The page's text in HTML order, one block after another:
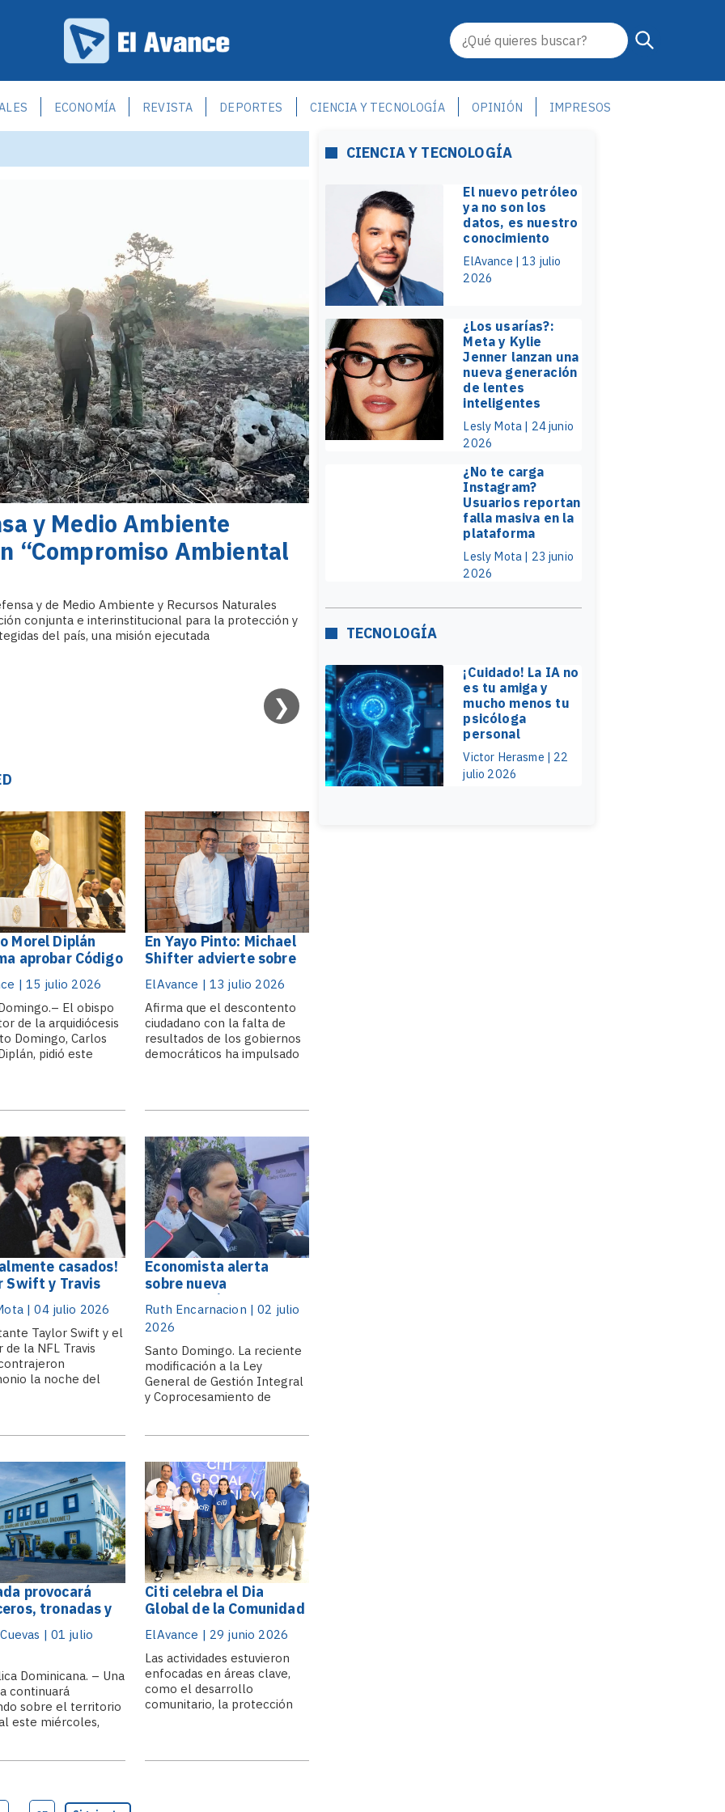
ECONOMÍA REVISTA DEPORTES CIENCIA Y TECNOLOGÍA OPINIÓN IMPRESOS
y Medio Ambiente
“Compromiso Ambiental
y de Medio Ambiente y Recursos Naturales
conjunta e interinstitucional para la protección y
del país, una misión ejecutada
❯
Morel Diplán
aprobar Código
firmeza y sin
frente a
de las
legislativas
misa en honor
| 15 julio 2026
El obispo
de la arquidiócesis
Domingo, Carlos
pidió este
Penal, durante una
en honor a Juan
En Yayo Pinto: Michael
Shifter advierte sobre
el retroceso de la
democracia en América
Latina
ElAvance | 13 julio 2026
Afirma que el descontento
ciudadano con la falta de
resultados de los gobiernos
democráticos ha impulsado
El expresidente del Diálogo
geopolítica, Michael Shifter,
advirtió que la democracia
atraviesa.
casados!
Swift y Travis
su boda
Square
| 04 julio 2026
Taylor Swift y el
de la NFL Travis
la noche del
que reunió a
La
del enlace.
Economista alerta
sobre nueva
contribución por Ley
residuos sólidos podría
elevar costos para
empresas y
emprendimientos
Ruth Encarnacion | 02 julio
2026
Santo Domingo. La reciente
modificación a la Ley
General de Gestión Integral
y Coprocesamiento de
productivo y afectar
especialmente a las micro,
pequeñas y medianas
empresas (MIPYMES), según
advirtió el economista y
miembro del.
provocará
tronadas y
en gran
país| 01 julio
Dominicana. – Una
continuará
sobre el territorio
este miércoles,
especialmente
Citi celebra el Dia
Global de la Comunidad
2026 con iniciativas de
voluntariado
ElAvance | 29 junio 2026
Las actividades estuvieron
enfocadas en áreas clave,
como el desarrollo
comunitario, la protección
Domingo. – Como parte de
CIENCIA Y TECNOLOGÍA
El nuevo petróleo
ya no son los
datos, es nuestro
conocimiento
ElAvance | 13 julio
2026
¿Los usarías?:
Meta y Kylie
Jenner lanzan una
nueva generación
de lentes
inteligentes
Lesly Mota | 24 junio
2026
¿No te carga
Instagram?
Usuarios reportan
falla masiva en la
plataforma
Lesly Mota | 23 junio
2026
TECNOLOGÍA
¡Cuidado! La IA no
es tu amiga y
mucho menos tu
psicóloga
personal
Victor Herasme | 22
julio 2026